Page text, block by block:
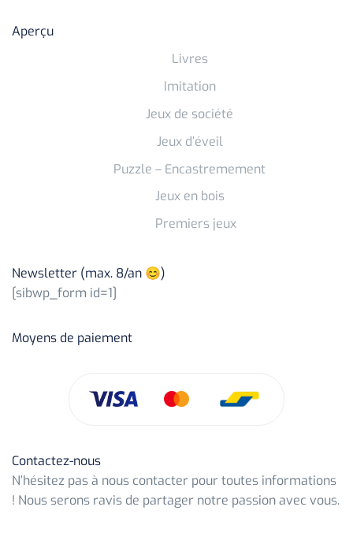
Aperçu
Livres
Imitation
Jeux de société
Jeux d’éveil
Puzzle – Encastremement
Jeux en bois
Premiers jeux
Newsletter (max. 8/an 😊)
[sibwp_form id=1]
Moyens de paiement
Contactez-nous
N’hésitez pas à nous contacter pour toutes informations
! Nous serons ravis de partager notre passion avec vous.